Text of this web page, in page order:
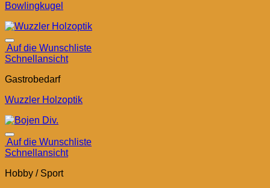
Bowlingkugel
Auf die Wunschliste
Schnellansicht
Gastrobedarf
Wuzzler Holzoptik
Auf die Wunschliste
Schnellansicht
Hobby / Sport